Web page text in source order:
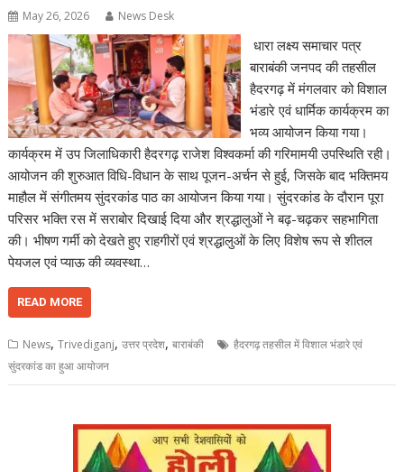
May 26, 2026 News Desk
धारा लक्ष्य समाचार पत्र
बाराबंकी जनपद की तहसील
हैदरगढ़ में मंगलवार को विशाल
भंडारे एवं धार्मिक कार्यक्रम का
भव्य आयोजन किया गया।
कार्यक्रम में उप जिलाधिकारी हैदरगढ़ राजेश विश्वकर्मा की गरिमामयी उपस्थिति रही।
आयोजन की शुरुआत विधि-विधान के साथ पूजन-अर्चन से हुई, जिसके बाद भक्तिमय
माहौल में संगीतमय सुंदरकांड पाठ का आयोजन किया गया। सुंदरकांड के दौरान पूरा
परिसर भक्ति रस में सराबोर दिखाई दिया और श्रद्धालुओं ने बढ़-चढ़कर सहभागिता
की। भीषण गर्मी को देखते हुए राहगीरों एवं श्रद्धालुओं के लिए विशेष रूप से शीतल
पेयजल एवं प्याऊ की व्यवस्था…
READ MORE
News,Trivediganj,उत्तर प्रदेश,बाराबंकी
हैदरगढ़ तहसील में विशाल भंडारे एवं
सुंदरकांड का हुआ आयोजन